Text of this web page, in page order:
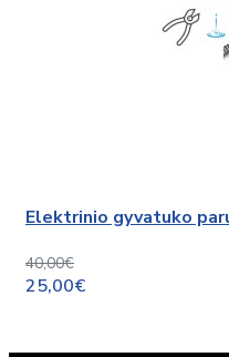
Elektrinio gyvatuko
40,00€
25,00€